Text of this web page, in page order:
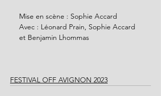
Mise en scène : Sophie Accard
Avec : Léonard Prain, Sophie Accard
et Benjamin Lhommas
FESTIVAL OFF AVIGNON 2023